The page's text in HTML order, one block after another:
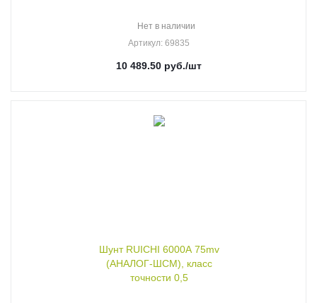
Нет в наличии
Артикул: 69835
10 489.50 руб./шт
Шунт RUICHI 6000А 75mv
(АНАЛОГ-ШСМ), класс
точности 0,5